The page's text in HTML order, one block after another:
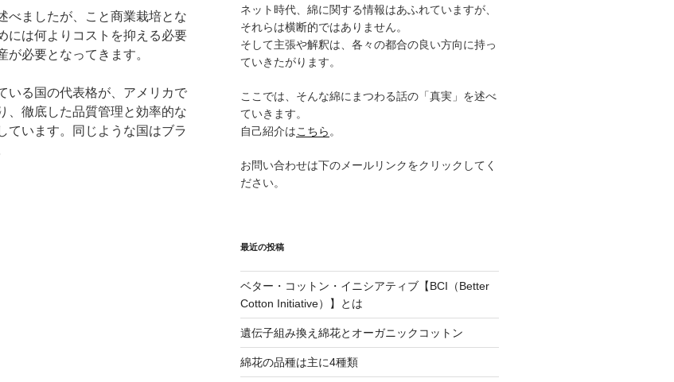
ましたが、こと商業栽培とな
には何よりコストを抑える必要
必要となってきます。
る国の代表格が、アメリカで
、徹底した品質管理と効率的な
ています。同じような国はブラ
ネット時代、綿に関する情報はあふれていますが、
それらは横断的ではありません。
そして主張や解釈は、各々の都合の良い方向に持っ
ていきたがります。
ここでは、そんな綿にまつわる話の「真実」を述べ
ていきます。
自己紹介はこちら 。
お問い合わせは下のメールリンクをクリックしてく
ださい。
最近の投稿
ベター・コットン・イニシアティブ【BCI（Better
Cotton Initiative）】とは
遺伝子組み換え綿花とオーガニックコットン
綿花の品種は主に4種類